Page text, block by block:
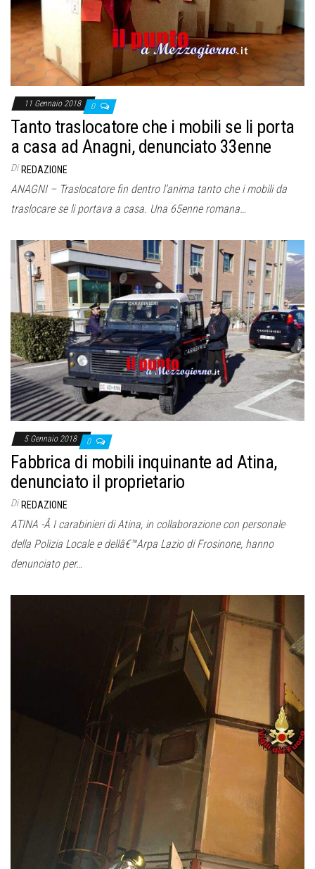
11 Gennaio 2018 0
Tanto traslocatore che i mobili se li porta
a casa ad Anagni, denunciato 33enne
Di REDAZIONE
ANAGNI – Traslocatore fin dentro l’anima tanto che i mobili da
traslocare se li portava a casa. Una 65enne romana…
5 Gennaio 2018 0
Fabbrica di mobili inquinante ad Atina,
denunciato il proprietario
Di REDAZIONE
ATINA -Â I carabinieri di Atina, in collaborazione con personale
della Polizia Locale e dellâ€™Arpa Lazio di Frosinone, hanno
denunciato per…